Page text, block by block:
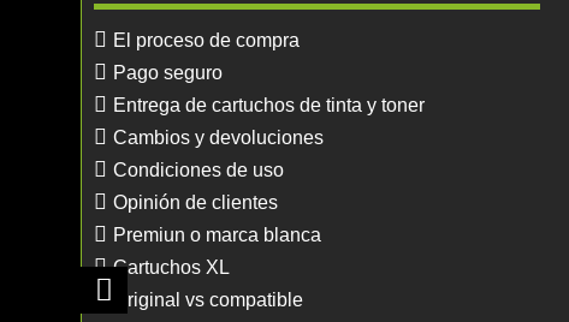
El proceso de compra
Pago seguro
Entrega de cartuchos de tinta y toner
Cambios y devoluciones
Condiciones de uso
Opinión de clientes
Premiun o marca blanca
Cartuchos XL
Original vs compatible